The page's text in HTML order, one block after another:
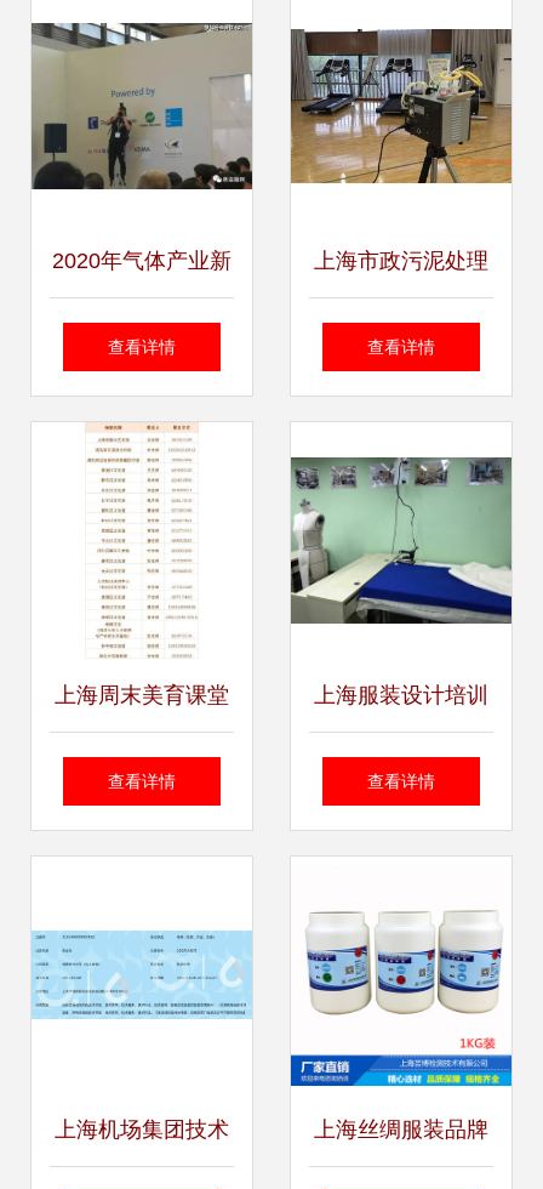
白相 术咨询助力工业升
级
2020年气体产业新
技术和投资上海国
聚焦技术创新与投
资机遇
查看详情
上海市政污泥处理
领先技术、生产厂
查看详情
上海周末美育课堂
8月13日10:00开启
查看详情
上海服装设计培训
实战教学、技能提
式服务
查看详情
上海机场集团技术 上海丝绸服装品牌